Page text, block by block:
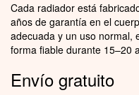
Cada radiador está
años de garantía en el
adecuada y un uso normal,
forma fiable durante 15–20
Envío gratuito